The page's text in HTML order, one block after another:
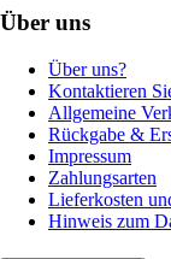
Über uns
Über uns?
Kontaktieren
Allgemeine
Rückgabe &
Impressum
Zahlungsarten
Lieferkosten
Hinweis zum